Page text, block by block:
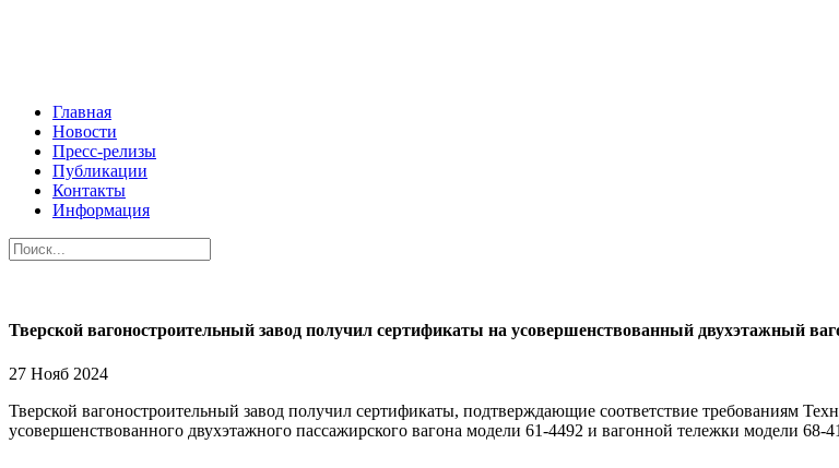
Главная
Новости
Пресс-релизы
Публикации
Контакты
Информация
Тверской вагоностроительный завод получил сертификаты на усовершенствованный двухэтажный
27 Нояб 2024
Тверской вагоностроительный завод получил сертификаты, подтверждающие соответствие требованиям
усовершенствованного двухэтажного пассажирского вагона модели 61-4492 и вагонной тележки модели 68-